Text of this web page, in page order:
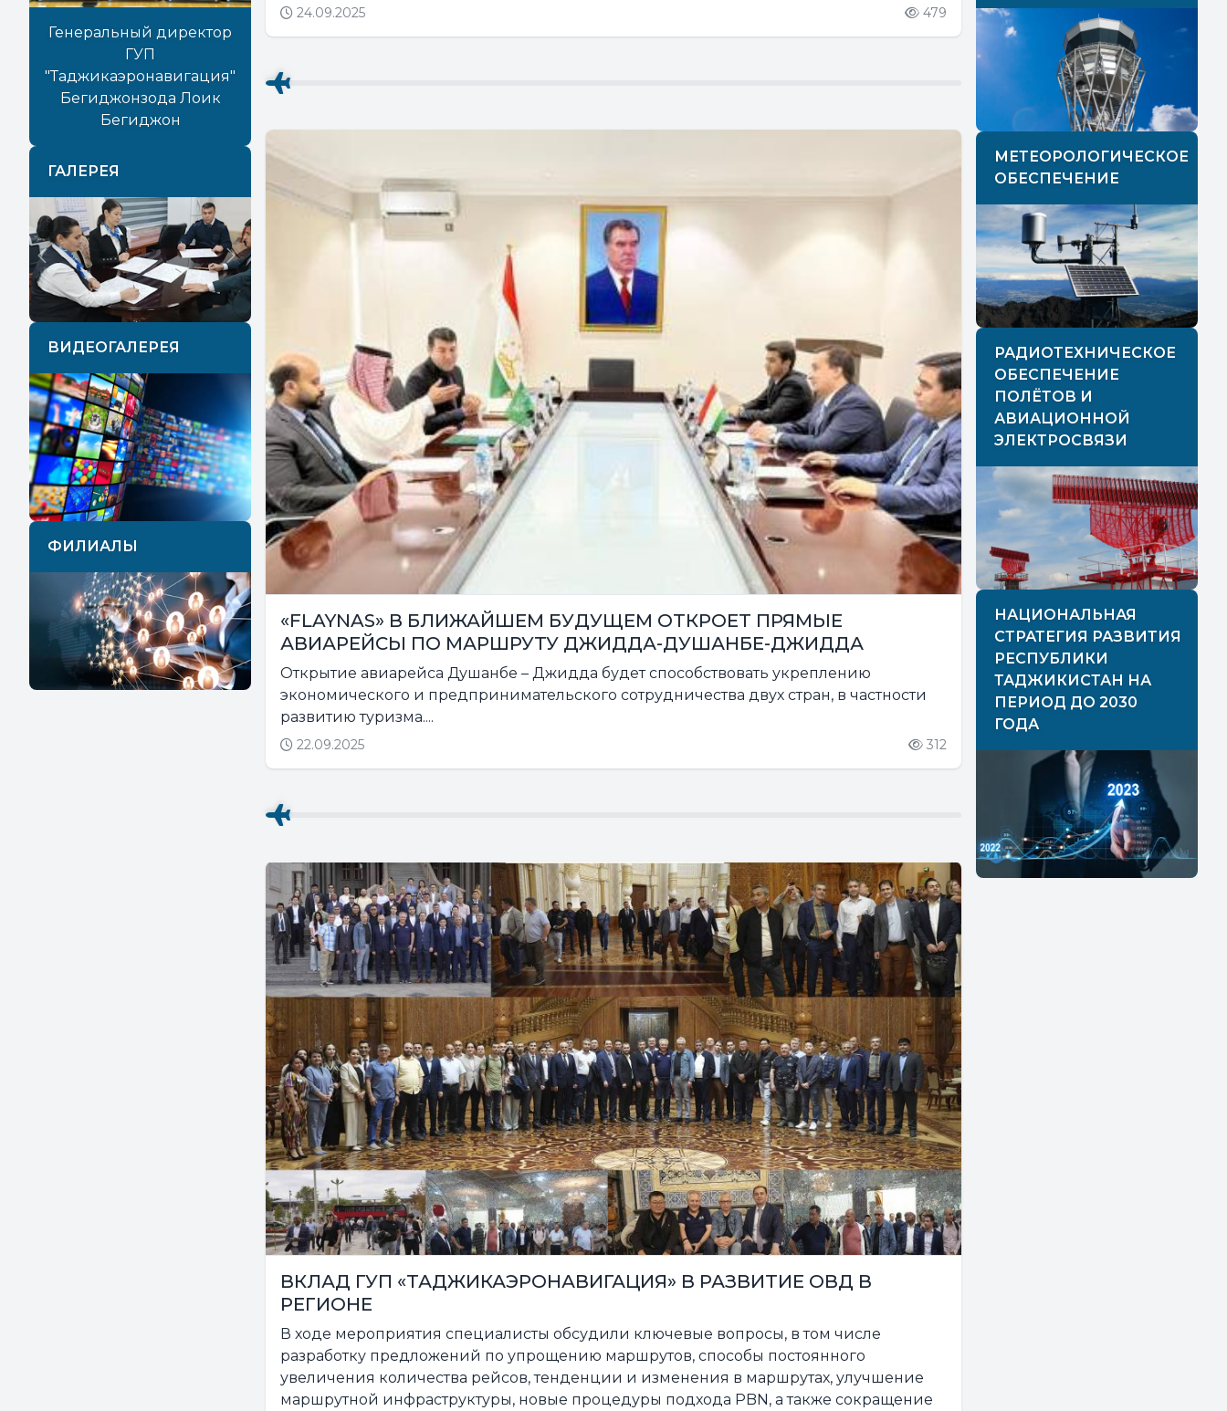
Генеральный директор
ГУП
"Таджикаэронавигация"
Бегиджонзода Лоик
Бегиджон
ГАЛЕРЕЯ
Previous Next
ВИДЕОГАЛЕРЕЯ
ФИЛИАЛЫ
24.09.2025 479
«FLAYNAS» В БЛИЖАЙШЕМ БУДУЩЕМ ОТКРОЕТ ПРЯМЫЕ
АВИАРЕЙСЫ ПО МАРШРУТУ ДЖИДДА-ДУШАНБЕ-ДЖИДДА
Открытие авиарейса Душанбе – Джидда будет способствовать укреплению
экономического и предпринимательского сотрудничества двух стран, в частности
развитию туризма....
22.09.2025 312
ВКЛАД ГУП «ТАДЖИКАЭРОНАВИГАЦИЯ» В РАЗВИТИЕ ОВД В
РЕГИОНЕ
В ходе мероприятия специалисты обсудили ключевые вопросы, в том числе
разработку предложений по упрощению маршрутов, способы постоянного
увеличения количества рейсов, тенденции и изменения в маршрутах, улучшение
маршрутной инфраструктуры, новые процедуры подхода PBN, а также сокращение
МЕТЕОРОЛОГИЧЕСКОЕ
ОБЕСПЕЧЕНИЕ
РАДИОТЕХНИЧЕСКОЕ
ОБЕСПЕЧЕНИЕ
ПОЛЁТОВ И
АВИАЦИОННОЙ
ЭЛЕКТРОСВЯЗИ
НАЦИОНАЛЬНАЯ
СТРАТЕГИЯ РАЗВИТИЯ
РЕСПУБЛИКИ
ТАДЖИКИСТАН НА
ПЕРИОД ДО 2030
ГОДА